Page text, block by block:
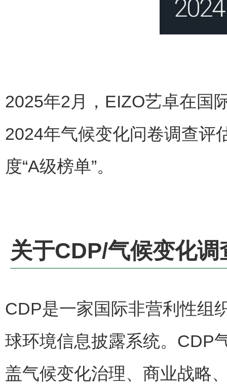
2025年2月， EIZO艺卓在国
2024年气候变化问卷调查评
度“A级榜单”。
关于CDP/气候变化调
CDP是一家国际非营利性组
球环境信息披露系统。CDP
盖气候变化治理、 商业战略